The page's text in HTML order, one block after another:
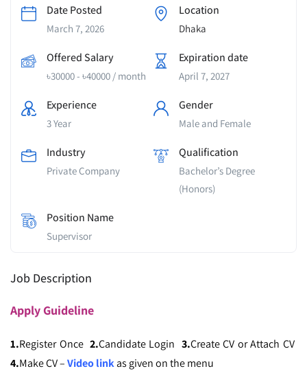
Date Posted
March 7, 2026
Location
Dhaka
Offered Salary
৳30000- ৳40000 / month
Expiration date
April 7, 2027
Experience
3 Year
Gender
Male and Female
Industry
Private Company
Qualification
Bachelor’s Degree
(Honors)
Position Name
Supervisor
Job Description
ApplyGuideline
1.Register Once 2.Candidate Login 3.Create CV or Attach CV
4.Make CV –Video linkas given on the menu